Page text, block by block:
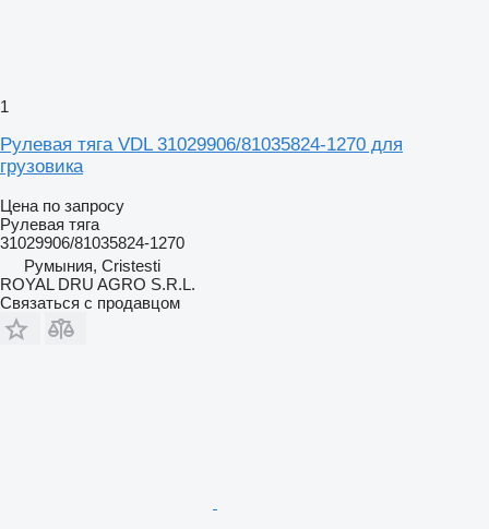
1
Рулевая тяга VDL 31029906/81035824-1270 для
грузовика
Цена по запросу
Рулевая тяга
31029906/81035824-1270
Румыния, Cristesti
ROYAL DRU AGRO S.R.L.
Связаться с продавцом